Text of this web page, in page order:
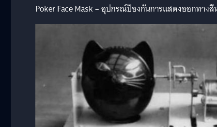
Poker Face Mask – อุปกรณ์ป้องกันการแสดงออกทางสี